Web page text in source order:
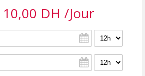
10,00 DH /Jour